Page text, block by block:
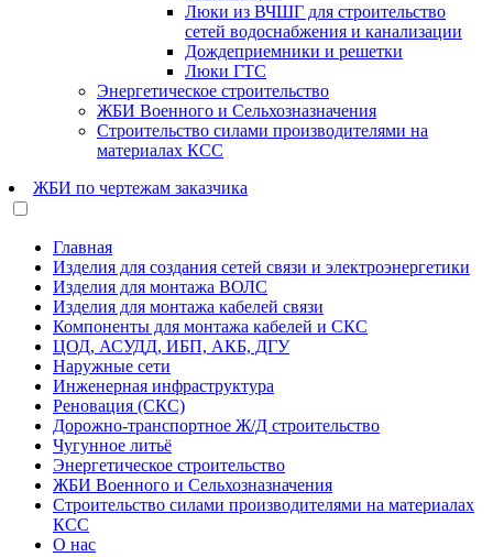
Люки из ВЧШГ для строительство
сетей водоснабжения и канализации
Дождеприемники и решетки
Люки ГТС
Энергетическое строительство
ЖБИ Военного и Сельхозназначения
Строительство силами производителями на
материалах КСС
ЖБИ по чертежам заказчика
Главная
Изделия для создания сетей связи и электроэнергетики
Изделия для монтажа ВОЛС
Изделия для монтажа кабелей связи
Компоненты для монтажа кабелей и СКС
ЦОД, АСУДД, ИБП, АКБ, ДГУ
Наружные сети
Инженерная инфраструктура
Реновация (СКС)
Дорожно-транспортное Ж/Д строительство
Чугунное литьё
Энергетическое строительство
ЖБИ Военного и Сельхозназначения
Строительство силами производителями на материалах
КСС
О нас